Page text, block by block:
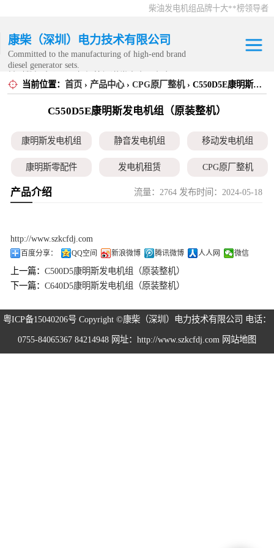
柴油发电机组品牌十大**榜领导者
康柴（深圳）电力技术有限公司
Committed to the manufacturing of high-end brand
diesel generator sets.
务范围内。
当前位置： 首页 › 产品中心› CPG原厂整机› C550D5E康明斯发电机组（原装整机）
C550D5E康明斯发电机组（原装整机）
康明斯发电机组 静音发电机组 移动发电机组
康明斯零配件 发电机租赁 CPG原厂整机
产品介绍 流量：2764 发布时间：2024-05-18
http://www.szkcfdj.com
百度分享： QQ空间 新浪微博 腾讯微博 人人网 微信
上一篇：C500D5康明斯发电机组（原装整机）
下一篇：C640D5康明斯发电机组（原装整机）
粤ICP备15040206号 Copyright ©康柴（深圳）电力技术有限公司 电话：
0755-84065367 84214948 网址：http://www.szkcfdj.com 网站地图
康明斯发电机组
静音发电机组
移动发电机组
发电机租赁
CPG原厂整机